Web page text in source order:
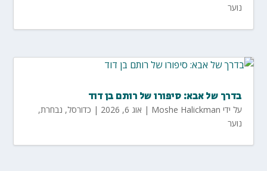
נוער
בדרך של אבא: סיפורו של רותם בן דוד
על ידי Moshe Halickman
| אוג 6, 2026 | כדורסל, נבחרת,
נוער